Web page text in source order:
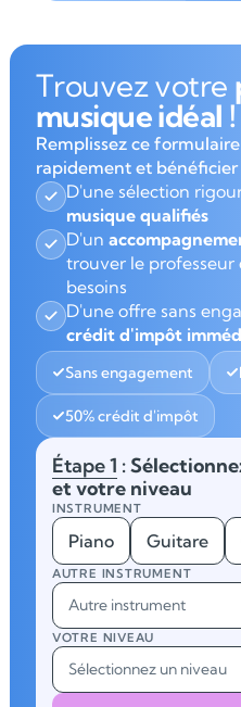
Trouvez votre
musique idéal !
Remplissez ce
rapidement et bénéficier
D'une sélection
musique qualifiés
D'un
trouver le professeur
besoins
D'une offre sans
crédit d'impôt
Sans engagement
50% crédit d'impôt
Étape 1 :
et votre niveau
INSTRUMENT
Piano Guitare
AUTRE INSTRUMENT
Autre instrument
VOTRE NIVEAU
Sélectionnez un niveau